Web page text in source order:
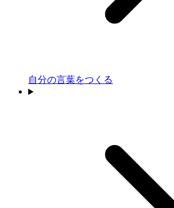
自分の言葉をつくる